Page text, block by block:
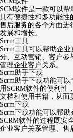
SCM软件是一款可以
具有便捷性和多功能性
售后服务的各个方面进
发展和增长。
Scrm工具
Scrm工具可以帮助企
分、互动营销、客户参
管理企业客户关系。
Scrm助手下载
Scrm助手下载功能可
用SCRM软件的便利性
文档和使用书籍，从而
Scrm下载
Scrm下载功能可以帮
SCRM软件的过程既安
企业客户关系管理、售